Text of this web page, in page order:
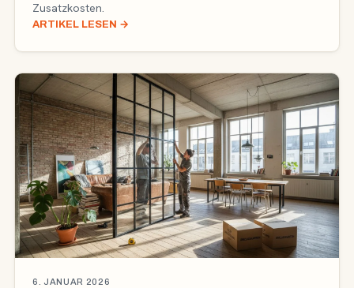
Zusatzkosten.
ARTIKEL LESEN →
6. JANUAR 2026